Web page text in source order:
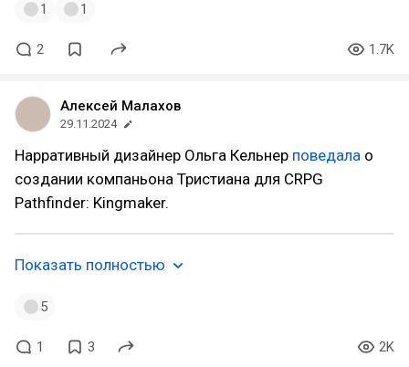
1 1
2 1.7K
Алексей Малахов
29.11.2024
Нарративный дизайнер Ольга Кельнер поведала о
создании компаньона Тристиана для CRPG
Pathfinder: Kingmaker.
Показать полностью
5
1 3 2K